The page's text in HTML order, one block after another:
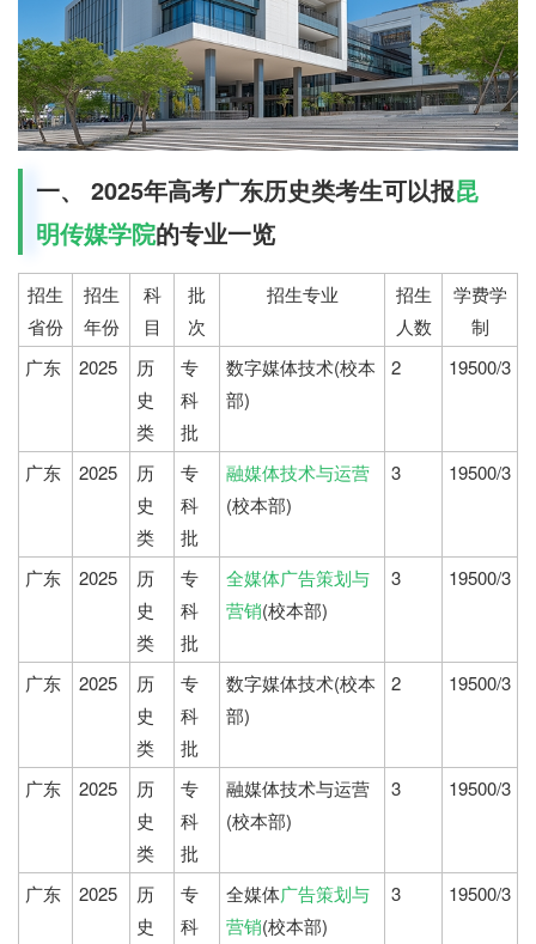
一、 2025年高考广东历史类考生可以报昆
明传媒学院的专业一览
招生
省份
招生
年份
科
目
批
次
招生专业
招生
人数
学费学
制
广东
2025
历
史
类
专
科
批
数字媒体技术(校本
部)
2 19500/3
广东 2025
历
史
类
专
科
批
融媒体技术与运营
(校本部)
3 19500/3
广东 2025
历
史
类
专
科
批
全媒体广告策划与
营销(校本部)
3 19500/3
广东 2025
历
史
类
专
科
批
数字媒体技术(校本
部)
2 19500/3
广东 2025
历
史
类
专
科
批
融媒体技术与运营
(校本部)
3 19500/3
广东 2025
历
史
专
科
全媒体广告策划与
营销(校本部)
3 19500/3